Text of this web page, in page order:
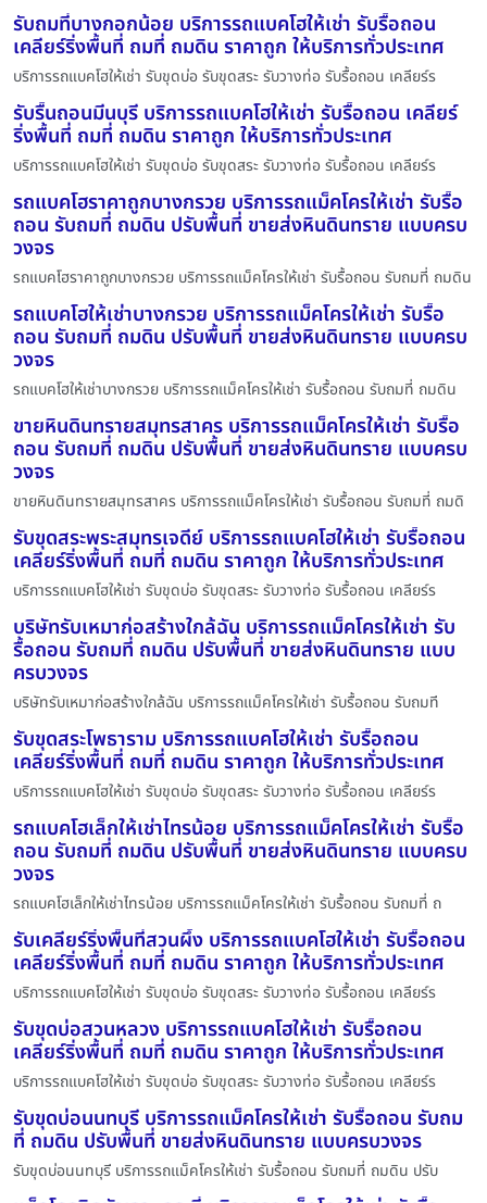
รับถมที่บางกอกน้อย บริการรถแบคโฮให้เช่า รับรื้อถอน
เคลียร์ริ่งพื้นที่ ถมที่ ถมดิน ราคาถูก ให้บริการทั่วประเทศ
บริการรถแบคโฮให้เช่า รับขุดบ่อ รับขุดสระ รับวางท่อ รับรื้อถอน เคลียร์ร
รับรื้นถอนมีนบุรี บริการรถแบคโฮให้เช่า รับรื้อถอน เคลียร์
ริ่งพื้นที่ ถมที่ ถมดิน ราคาถูก ให้บริการทั่วประเทศ
บริการรถแบคโฮให้เช่า รับขุดบ่อ รับขุดสระ รับวางท่อ รับรื้อถอน เคลียร์ร
รถแบคโฮราคาถูกบางกรวย บริการรถแม็คโครให้เช่า รับรื้อ
ถอน รับถมที่ ถมดิน ปรับพื้นที่ ขายส่งหินดินทราย แบบครบ
วงจร
รถแบคโฮราคาถูกบางกรวย บริการรถแม็คโครให้เช่า รับรื้อถอน รับถมที่ ถมดิน
รถแบคโฮให้เช่าบางกรวย บริการรถแม็คโครให้เช่า รับรื้อ
ถอน รับถมที่ ถมดิน ปรับพื้นที่ ขายส่งหินดินทราย แบบครบ
วงจร
รถแบคโฮให้เช่าบางกรวย บริการรถแม็คโครให้เช่า รับรื้อถอน รับถมที่ ถมดิน
ขายหินดินทรายสมุทรสาคร บริการรถแม็คโครให้เช่า รับรื้อ
ถอน รับถมที่ ถมดิน ปรับพื้นที่ ขายส่งหินดินทราย แบบครบ
วงจร
ขายหินดินทรายสมุทรสาคร บริการรถแม็คโครให้เช่า รับรื้อถอน รับถมที่ ถมดิ
รับขุดสระพระสมุทรเจดีย์ บริการรถแบคโฮให้เช่า รับรื้อถอน
เคลียร์ริ่งพื้นที่ ถมที่ ถมดิน ราคาถูก ให้บริการทั่วประเทศ
บริการรถแบคโฮให้เช่า รับขุดบ่อ รับขุดสระ รับวางท่อ รับรื้อถอน เคลียร์ร
บริษัทรับเหมาก่อสร้างใกล้ฉัน บริการรถแม็คโครให้เช่า รับ
รื้อถอน รับถมที่ ถมดิน ปรับพื้นที่ ขายส่งหินดินทราย แบบ
ครบวงจร
บริษัทรับเหมาก่อสร้างใกล้ฉัน บริการรถแม็คโครให้เช่า รับรื้อถอน รับถมที
รับขุดสระโพธาราม บริการรถแบคโฮให้เช่า รับรื้อถอน
เคลียร์ริ่งพื้นที่ ถมที่ ถมดิน ราคาถูก ให้บริการทั่วประเทศ
บริการรถแบคโฮให้เช่า รับขุดบ่อ รับขุดสระ รับวางท่อ รับรื้อถอน เคลียร์ร
รถแบคโฮเล็กให้เช่าไทรน้อย บริการรถแม็คโครให้เช่า รับรื้อ
ถอน รับถมที่ ถมดิน ปรับพื้นที่ ขายส่งหินดินทราย แบบครบ
วงจร
รถแบคโฮเล็กให้เช่าไทรน้อย บริการรถแม็คโครให้เช่า รับรื้อถอน รับถมที่ ถ
รับเคลียร์ริ่งพื้นที่สวนผึ้ง บริการรถแบคโฮให้เช่า รับรื้อถอน
เคลียร์ริ่งพื้นที่ ถมที่ ถมดิน ราคาถูก ให้บริการทั่วประเทศ
บริการรถแบคโฮให้เช่า รับขุดบ่อ รับขุดสระ รับวางท่อ รับรื้อถอน เคลียร์ร
รับขุดบ่อสวนหลวง บริการรถแบคโฮให้เช่า รับรื้อถอน
เคลียร์ริ่งพื้นที่ ถมที่ ถมดิน ราคาถูก ให้บริการทั่วประเทศ
บริการรถแบคโฮให้เช่า รับขุดบ่อ รับขุดสระ รับวางท่อ รับรื้อถอน เคลียร์ร
รับขุดบ่อนนทบุรี บริการรถแม็คโครให้เช่า รับรื้อถอน รับถม
ที่ ถมดิน ปรับพื้นที่ ขายส่งหินดินทราย แบบครบวงจร
รับขุดบ่อนนทบุรี บริการรถแม็คโครให้เช่า รับรื้อถอน รับถมที่ ถมดิน ปรับ